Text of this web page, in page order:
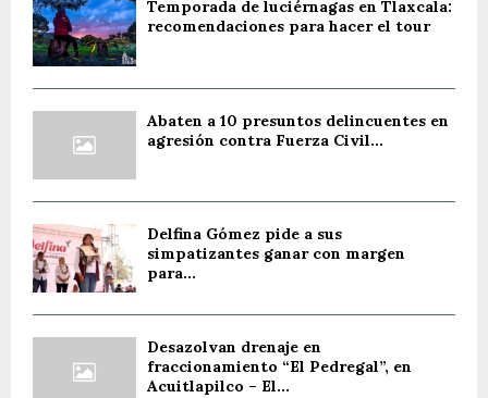
Temporada de luciérnagas en Tlaxcala:
recomendaciones para hacer el tour
Abaten a 10 presuntos delincuentes en
agresión contra Fuerza Civil...
Delfina Gómez pide a sus
simpatizantes ganar con margen
para...
Desazolvan drenaje en
fraccionamiento “El Pedregal”, en
Acuitlapilco – El...